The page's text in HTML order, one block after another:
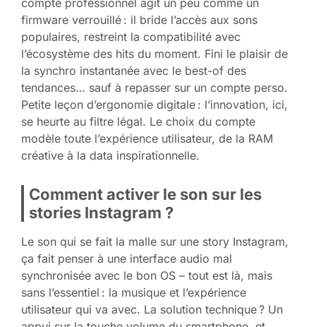
firmware verrouillé : il bride l’accès aux sons
populaires, restreint la compatibilité avec
l’écosystème des hits du moment. Fini le plaisir de
la synchro instantanée avec le best-of des
tendances… sauf à repasser sur un compte perso.
Petite leçon d’ergonomie digitale : l’innovation, ici,
se heurte au filtre légal. Le choix du compte
modèle toute l’expérience utilisateur, de la RAM
créative à la data inspirationnelle.
Comment activer le son sur les
stories Instagram ?
Le son qui se fait la malle sur une story Instagram,
ça fait penser à une interface audio mal
synchronisée avec le bon OS – tout est là, mais
sans l’essentiel : la musique et l’expérience
utilisateur qui va avec. La solution technique ? Un